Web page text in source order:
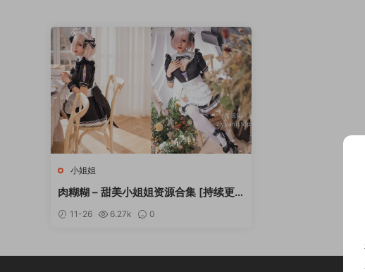
小姐姐
肉糊糊 – 甜美小姐姐资源合集 [持续更
11-26 6.27k 0